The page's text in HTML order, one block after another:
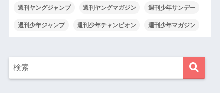
週刊ヤングジャンプ 週刊ヤングマガジン 週刊少年サンデー
週刊少年ジャンプ 週刊少年チャンピオン 週刊少年マガジン